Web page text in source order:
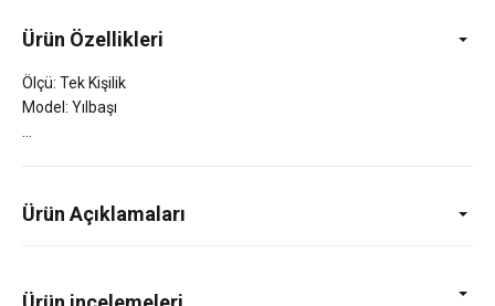
Ürün Özellikleri
Ölçü: Tek Kişilik
Model: Yılbaşı
Ürün Açıklamaları